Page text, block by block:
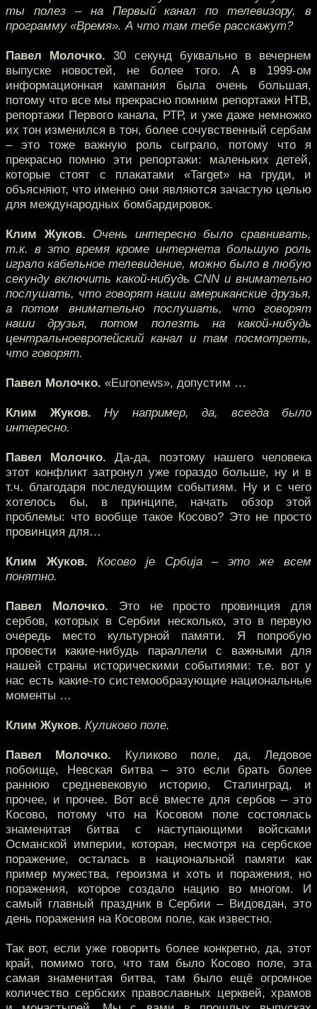
ты полез – на Первый канал по телевизору, в
программу «Время». А что там тебе расскажут?
Павел Молочко. 30 секунд буквально в вечернем
выпуске новостей, не более того. А в 1999-ом
информационная кампания была очень большая,
потому что все мы прекрасно помним репортажи НТВ,
репортажи Первого канала, РТР, и уже даже немножко
их тон изменился в тон, более сочувственный сербам
– это тоже важную роль сыграло, потому что я
прекрасно помню эти репортажи: маленьких детей,
которые стоят с плакатами «Target» на груди, и
объясняют, что именно они являются зачастую целью
для международных бомбардировок.
Клим Жуков. Очень интересно было сравнивать,
т.к. в это время кроме интернета большую роль
играло кабельное телевидение, можно было в любую
секунду включить какой-нибудь CNN и внимательно
послушать, что говорят наши американские друзья,
а потом внимательно послушать, что говорят
наши друзья, потом полезть на какой-нибудь
центральноевропейский канал и там посмотреть,
что говорят.
Павел Молочко. «Euronews», допустим …
Клим Жуков. Ну например, да, всегда было
интересно.
Павел Молочко. Да-да, поэтому нашего человека
этот конфликт затронул уже гораздо больше, ну и в
т.ч. благодаря последующим событиям. Ну и с чего
хотелось бы, в принципе, начать обзор этой
проблемы: что вообще такое Косово? Это не просто
провинция для…
Клим Жуков. Косово је Србија – это же всем
понятно.
Павел Молочко. Это не просто провинция для
сербов, которых в Сербии несколько, это в первую
очередь место культурной памяти. Я попробую
провести какие-нибудь параллели с важными для
нашей страны историческими событиями: т.е. вот у
нас есть какие-то системообразующие национальные
моменты …
Клим Жуков. Куликово поле.
Павел Молочко. Куликово поле, да, Ледовое
побоище, Невская битва – это если брать более
раннюю средневековую историю, Сталинград, и
прочее, и прочее. Вот всё вместе для сербов – это
Косово, потому что на Косовом поле состоялась
знаменитая битва с наступающими войсками
Османской империи, которая, несмотря на сербское
поражение, осталась в национальной памяти как
пример мужества, героизма и хоть и поражения, но
поражения, которое создало нацию во многом. И
самый главный праздник в Сербии – Видовдан, это
день поражения на Косовом поле, как известно.
Так вот, если уже говорить более конкретно, да, этот
край, помимо того, что там было Косово поле, эта
самая знаменитая битва, там было ещё огромное
количество сербских православных церквей, храмов